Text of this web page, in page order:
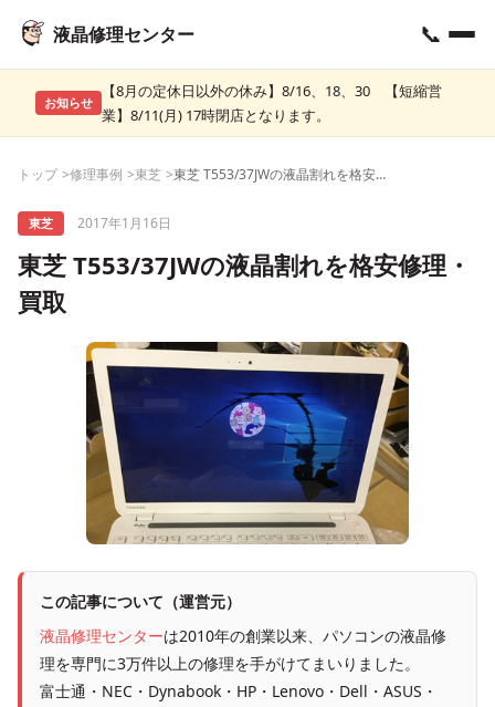
液晶修理センター 📞
お知らせ
【8月の定休日以外の休み】8/16、18、30 【短縮営
業】8/11(月) 17時閉店となります。
トップ 修理事例 東芝 東芝 T553/37JWの液晶割れを格安修理・買取
東芝 2017年1月16日
東芝 T553/37JWの液晶割れを格安修理・
買取
この記事について（運営元）
液晶修理センターは2010年の創業以来、パソコンの液晶修
理を専門に3万件以上の修理を手がけてまいりました。
富士通・NEC・Dynabook・HP・Lenovo・Dell・ASUS・